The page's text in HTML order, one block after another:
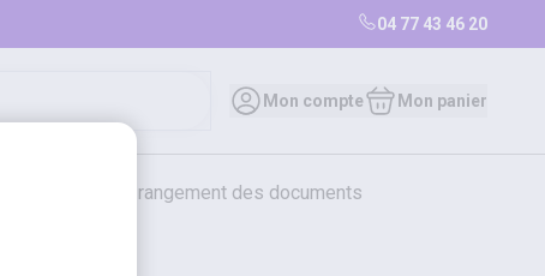
04 77 43 46 20
Mon compte Mon panier
bureautique et rangement des documents